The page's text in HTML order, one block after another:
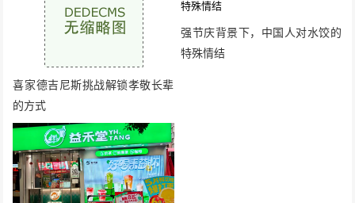
喜家德吉尼斯挑战解锁孝敬长辈
的方式
强节庆背景下，中国人对水饺的
特殊情结